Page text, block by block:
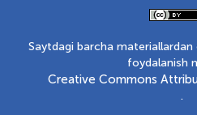
Saytdagi barcha materiallardan
foydalanish
Creative Commons
.